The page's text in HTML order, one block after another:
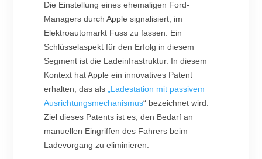
Die Einstellung eines ehemaligen Ford-
Managers durch Apple signalisiert, im
Elektroautomarkt Fuss zu fassen. Ein
Schlüsselaspekt für den Erfolg in diesem
Segment ist die Ladeinfrastruktur. In diesem
Kontext hat Apple ein innovatives Patent
erhalten, das als
„Ladestation mit passivem
Ausrichtungsmechanismus“ bezeichnet wird.
Ziel dieses Patents ist es, den Bedarf an
manuellen Eingriffen des Fahrers beim
Ladevorgang zu eliminieren.